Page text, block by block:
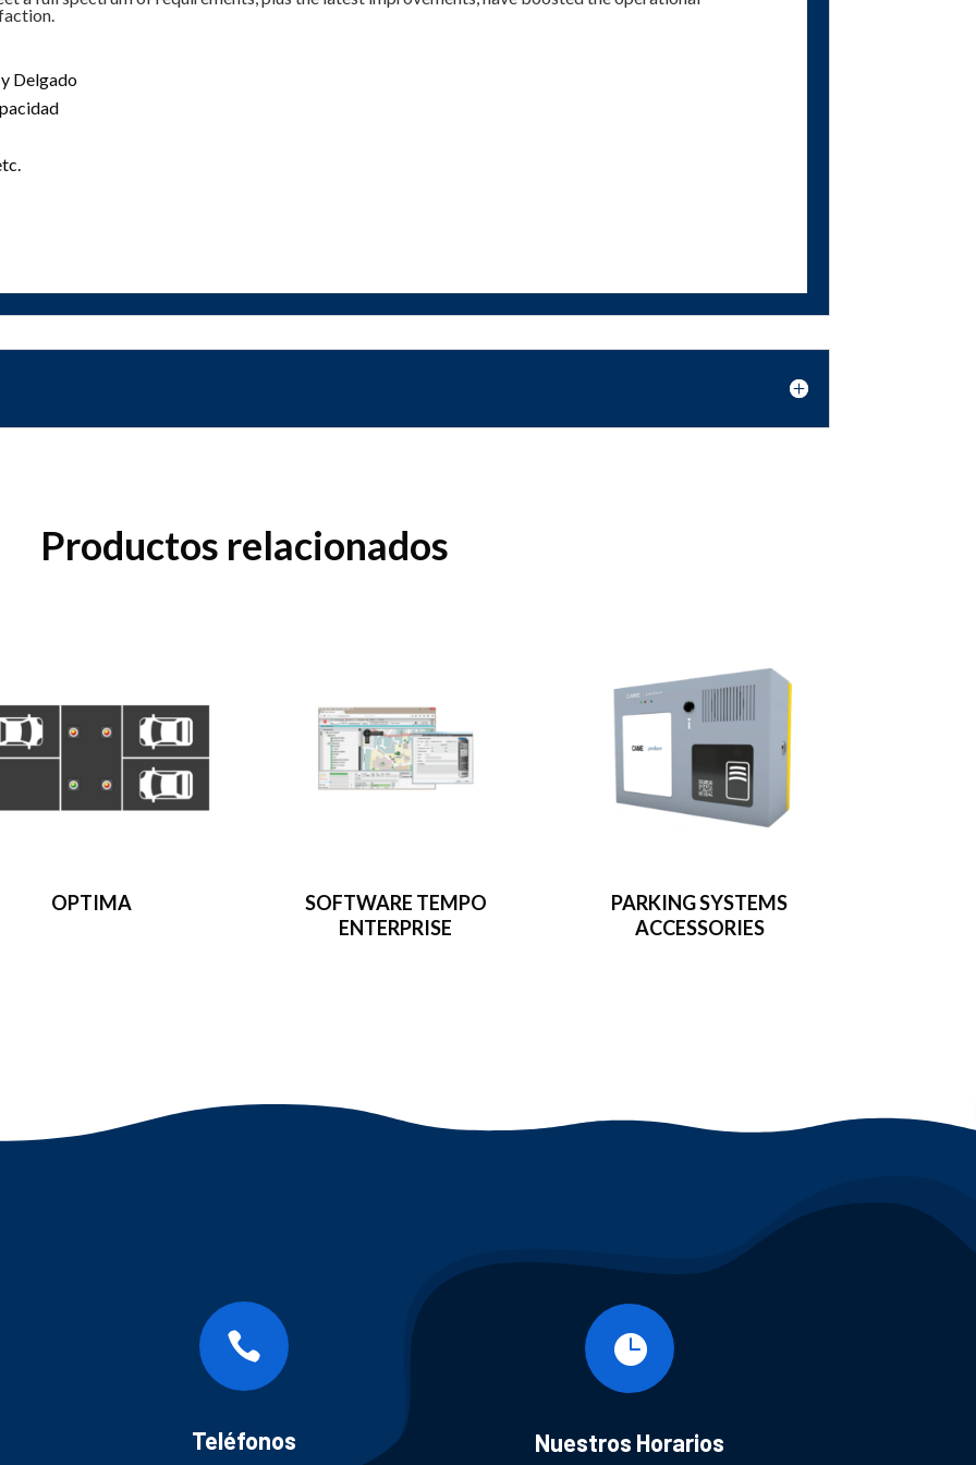
Delgado
Productos relacionados
OPTIMA
SOFTWARE TEMPO
ENTERPRISE
PARKING SYSTEMS
ACCESSORIES

Teléfonos

Nuestros Horarios